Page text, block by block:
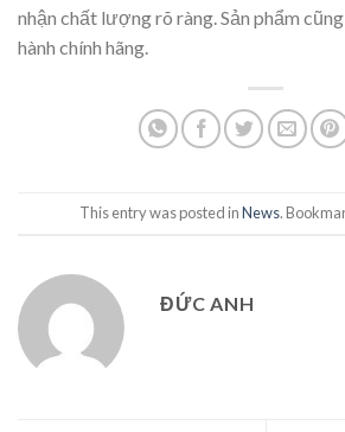
nhận chất lượng rõ ràng. Sản phẩm
hành chính hãng.
This entry was posted inNews.
ĐỨC ANH